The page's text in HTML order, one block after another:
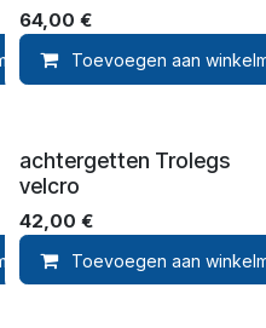
Toevoegen aan
64,00 €
Toevoegen aan
Toevoegen aan
achtergetten Trolegs
velcro
42,00 €
Toevoegen aan